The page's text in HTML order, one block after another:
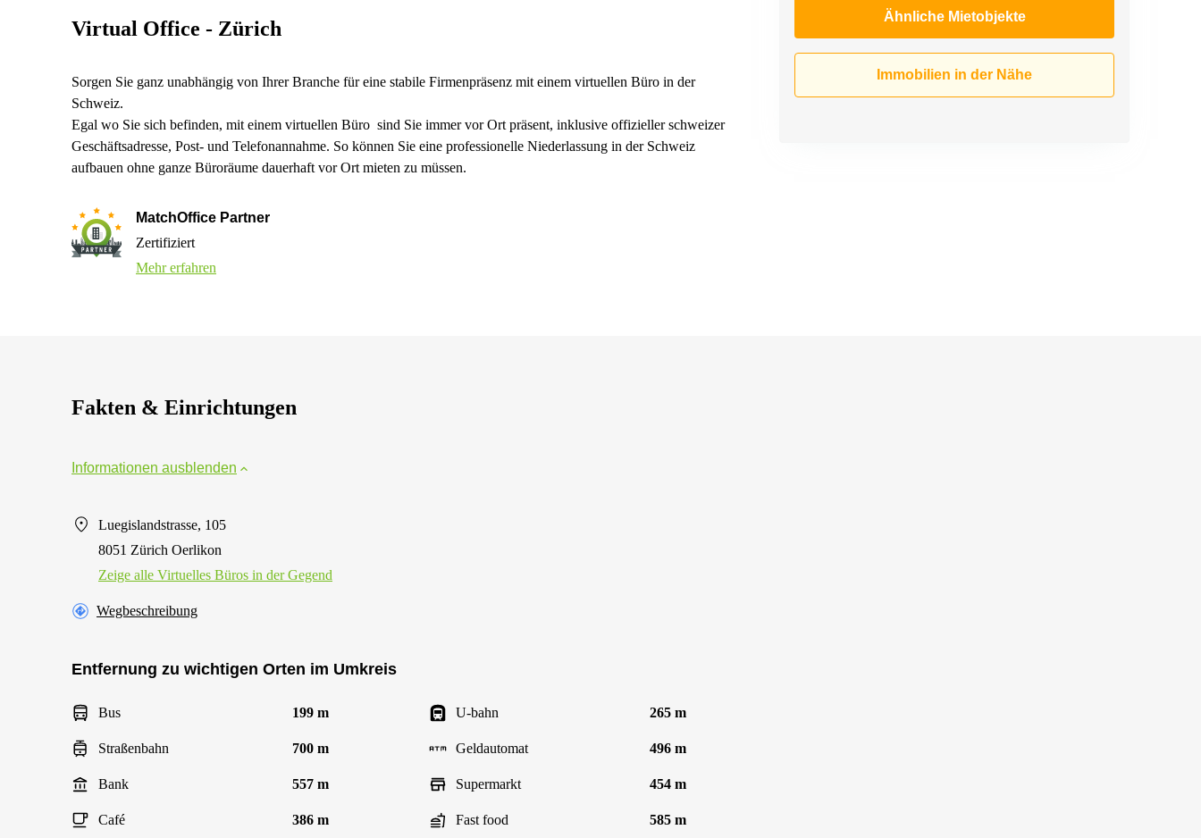
Ähnliche Mietobjekte
Immobilien in der Nähe
Virtual Office - Zürich
Sorgen Sie ganz unabhängig von Ihrer Branche für eine stabile Firmenpräsenz mit einem virtuellen Büro in der
Schweiz.
Egal wo Sie sich befinden, mit einem virtuellen Büro sind Sie immer vor Ort präsent, inklusive offizieller schweizer
Geschäftsadresse, Post- und Telefonannahme. So können Sie eine professionelle Niederlassung in der Schweiz
aufbauen ohne ganze Büroräume dauerhaft vor Ort mieten zu müssen.
MatchOffice Partner
Zertifiziert
Mehr erfahren
Fakten & Einrichtungen
Informationen ausblenden
Luegislandstrasse, 105
8051 Zürich Oerlikon
Zeige alle Virtuelles Büros in der Gegend
Wegbeschreibung
Entfernung zu wichtigen Orten im Umkreis
Bus 199 m U-bahn 265 m
Straßenbahn 700 m Geldautomat 496 m
Bank 557 m Supermarkt 454 m
Café 386 m Fast food 585 m